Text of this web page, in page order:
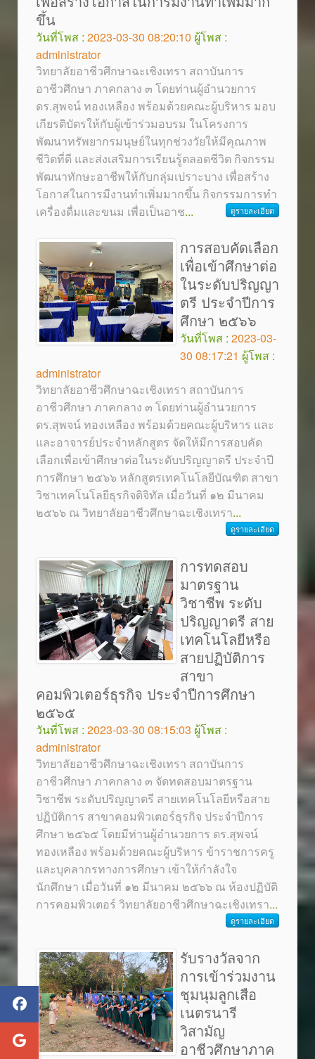
ขึ้น
วันที่โพส : 2023-03-30 08:20:10 ผู้โพส :
administrator
วิทยาลัยอาชีวศึกษาฉะเชิงเทรา สถาบันการ
อาชีวศึกษา ภาคกลาง ๓ โดยท่านผู้อำนวยการ
ดร.สุพจน์ ทองเหลือง พร้อมด้วยคณะผู้บริหาร มอบ
เกียรติบัตรให้กับผู้เข้าร่วมอบรม ในโครงการ
พัฒนาทรัพยากรมนุษย์ในทุกช่วงวัยให้มีคุณภาพ
ชีวิตที่ดี และส่งเสริมการเรียนรู้ตลอดชีวิต กิจกรรม
พัฒนาทักษะอาชีพให้กับกลุ่มเปราะบาง เพื่อสร้าง
โอกาสในการมีงานทำเพิ่มมากขึ้น กิจกรรมการทำ
เครื่องดื่มและขนม เพื่อเป็นอาช... ดูรายละเอียด
การสอบคัดเลือก
เพื่อเข้าศึกษาต่อ
ในระดับปริญญา
ตรี ประจำปีการ
ศึกษา ๒๕๖๖
วันที่โพส : 2023-03-
30 08:17:21 ผู้โพส :
administrator
วิทยาลัยอาชีวศึกษาฉะเชิงเทรา สถาบันการ
อาชีวศึกษา ภาคกลาง ๓ โดยท่านผู้อำนวยการ
ดร.สุพจน์ ทองเหลือง พร้อมด้วยคณะผู้บริหาร และ
และอาจารย์ประจำหลักสูตร จัดให้มีการสอบคัด
เลือกเพื่อเข้าศึกษาต่อในระดับปริญญาตรี ประจำปี
การศึกษา ๒๕๖๖ หลักสูตรเทคโนโลยีบัณฑิต สาขา
วิชาเทคโนโลยีธุรกิจดิจิทัล เมื่อวันที่ ๑๒ มีนาคม
๒๕๖๖ ณ วิทยาลัยอาชีวศึกษาฉะเชิงเทรา...
ดูรายละเอียด
การทดสอบ
มาตรฐาน
วิชาชีพ ระดับ
ปริญญาตรี สาย
เทคโนโลยีหรือ
สายปฏิบัติการ
สาขา
คอมพิวเตอร์ธุรกิจ ประจำปีการศึกษา
๒๕๖๕
วันที่โพส : 2023-03-30 08:15:03 ผู้โพส :
administrator
วิทยาลัยอาชีวศึกษาฉะเชิงเทรา สถาบันการ
อาชีวศึกษา ภาคกลาง ๓ จัดทดสอบมาตรฐาน
วิชาชีพ ระดับปริญญาตรี สายเทคโนโลยีหรือสาย
ปฏิบัติการ สาขาคอมพิวเตอร์ธุรกิจ ประจำปีการ
ศึกษา ๒๕๖๕ โดยมีท่านผู้อำนวยการ ดร.สุพจน์
ทองเหลือง พร้อมด้วยคณะผู้บริหาร ข้าราชการครู
และบุคลากรทางการศึกษา เข้าให้กำลังใจ
นักศึกษา เมื่อวันที่ ๑๒ มีนาคม ๒๕๖๖ ณ ห้องปฏิบัติ
การคอมพิวเตอร์ วิทยาลัยอาชีวศึกษาฉะเชิงเทรา...
ดูรายละเอียด
รับรางวัลจาก
การเข้าร่วมงาน
ชุมนุมลูกเสือ
เนตรนารี
วิสามัญ
อาชีวศึกษาภาค